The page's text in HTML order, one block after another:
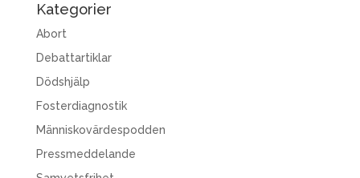
Kategorier
Abort
Debattartiklar
Dödshjälp
Fosterdiagnostik
Människovärdespodden
Pressmeddelande